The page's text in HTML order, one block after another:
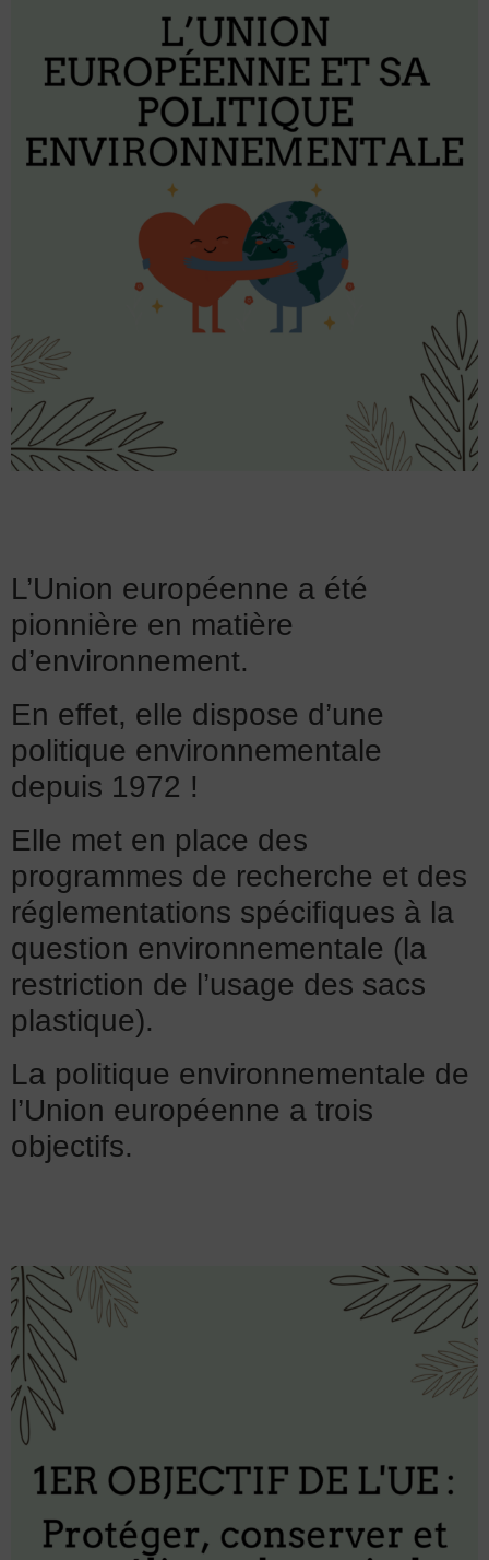
L’Union européenne a été
pionnière en matière
d’environnement.
En effet, elle dispose d’une
politique environnementale
depuis 1972 !
Elle met en place des
programmes de recherche et des
réglementations spécifiques à la
question environnementale (la
restriction de l’usage des sacs
plastique).
La politique environnementale de
l’Union européenne a trois
objectifs.